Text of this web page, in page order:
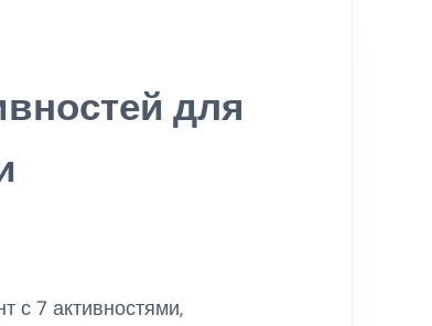
для
с 7 активностями,